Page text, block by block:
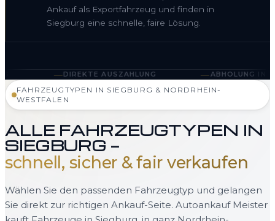
Ankauf als Exportfahrzeug und finden in
Siegburg eine schnelle, faire Lösung.
AUSZAHLUNG —ABHOLUNG IN SIEGBURG UND
FAHRZEUGTYPEN IN SIEGBURG & NORDRHEIN-
WESTFALEN
ALLE FAHRZEUGTYPEN IN
SIEGBURG —
schnell, sicher & fair verkaufen
Wählen Sie den passenden Fahrzeugtyp und gelangen
Sie direkt zur richtigen Ankauf-Seite. Autoankauf Meister